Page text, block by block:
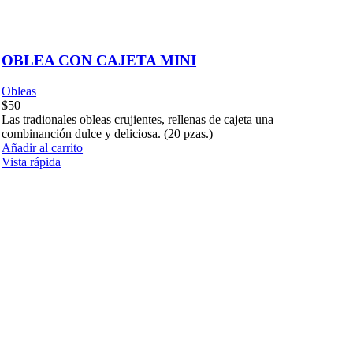
OBLEA CON CAJETA MINI
Obleas
$50
Las tradionales obleas crujientes, rellenas de cajeta una
combinanción dulce y deliciosa. (20 pzas.)
Añadir al carrito
Vista rápida